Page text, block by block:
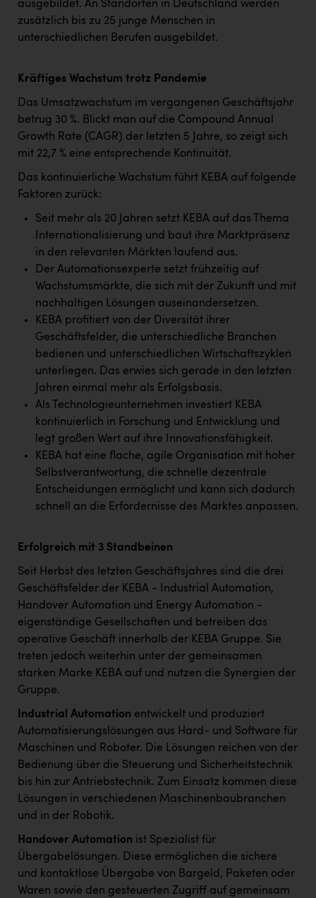
Dopgas
kontakt
ausgebildet. An Standorten in Deutschland werden
zusätzlich bis zu 25 junge Menschen in
unterschiedlichen Berufen ausgebildet.
Kräftiges Wachstum trotz Pandemie
Das Umsatzwachstum im vergangenen Geschäftsjahr
betrug 30 %. Blickt man auf die Compound Annual
Growth Rate (CAGR) der letzten 5 Jahre, so zeigt sich
mit 22,7 % eine entsprechende Kontinuität.
Das kontinuierliche Wachstum führt KEBA auf folgende
Faktoren zurück:
Seit mehr als 20 Jahren setzt KEBA auf das Thema
Internationalisierung und baut ihre Marktpräsenz
in den relevanten Märkten laufend aus.
Der Automationsexperte setzt frühzeitig auf
Wachstumsmärkte, die sich mit der Zukunft und mit
nachhaltigen Lösungen auseinandersetzen.
KEBA profitiert von der Diversität ihrer
Geschäftsfelder, die unterschiedliche Branchen
bedienen und unterschiedlichen Wirtschaftszyklen
unterliegen. Das erwies sich gerade in den letzten
Jahren einmal mehr als Erfolgsbasis.
Als Technologieunternehmen investiert KEBA
kontinuierlich in Forschung und Entwicklung und
legt großen Wert auf ihre Innovationsfähigkeit.
KEBA hat eine flache, agile Organisation mit hoher
Selbstverantwortung, die schnelle dezentrale
Entscheidungen ermöglicht und kann sich dadurch
schnell an die Erfordernisse des Marktes anpassen.
Erfolgreich mit 3 Standbeinen
Seit Herbst des letzten Geschäftsjahres sind die drei
Geschäftsfelder der KEBA - Industrial Automation,
Handover Automation und Energy Automation -
eigenständige Gesellschaften und betreiben das
operative Geschäft innerhalb der KEBA Gruppe. Sie
treten jedoch weiterhin unter der gemeinsamen
starken Marke KEBA auf und nutzen die Synergien der
Gruppe.
Industrial Automation entwickelt und produziert
Automatisierungslösungen aus Hard- und Software für
Maschinen und Roboter. Die Lösungen reichen von der
Bedienung über die Steuerung und Sicherheitstechnik
bis hin zur Antriebstechnik. Zum Einsatz kommen diese
Lösungen in verschiedenen Maschinenbaubranchen
und in der Robotik.
Handover Automation ist Spezialist für
Übergabelösungen. Diese ermöglichen die sichere
und kontaktlose Übergabe von Bargeld, Paketen oder
Waren sowie den gesteuerten Zugriff auf gemeinsam